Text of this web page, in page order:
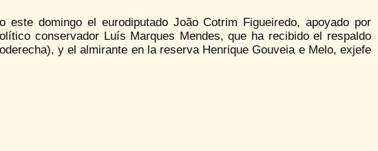
domingo el eurodiputado João Cotrim Figueiredo, apoyado por
conservador Luís Marques Mendes, que ha recibido el respaldo
y el almirante en la reserva Henrique Gouveia e Melo, exjefe